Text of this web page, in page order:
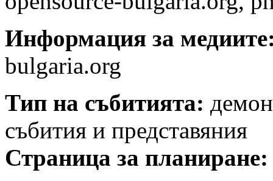
Информация за
bulgaria.org
Тип на събитията:
събития и представяния
Страница за планиране: